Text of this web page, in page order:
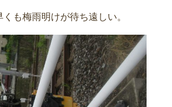
も梅雨明けが待ち遠しい。